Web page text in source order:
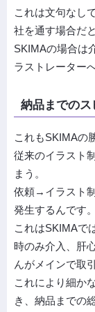
これは文句なし
社を通す場合だ
SKIMAの場合は
ラストレーター
納品までのス
これもSKIMAの
従来のイラスト
まう。
依頼→イラスト
発生するんです。
これはSKIMAで
時のみ介入、肝
んがメインで取
これにより細か
き、納品までの